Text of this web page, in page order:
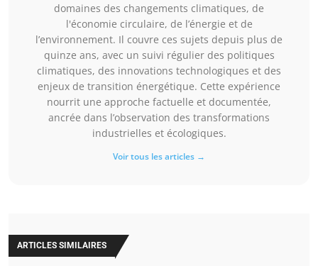
domaines des changements climatiques, de
l'économie circulaire, de l’énergie et de
l’environnement. Il couvre ces sujets depuis plus de
quinze ans, avec un suivi régulier des politiques
climatiques, des innovations technologiques et des
enjeux de transition énergétique. Cette expérience
nourrit une approche factuelle et documentée,
ancrée dans l’observation des transformations
industrielles et écologiques.
Voir tous les articles →
ARTICLES SIMILAIRES